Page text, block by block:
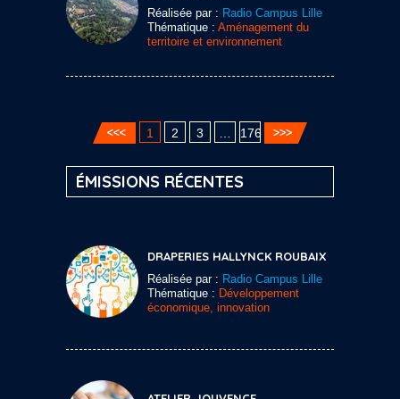
Réalisée par : Radio Campus Lille
Thématique : Aménagement du
territoire et environnement
1 2 3 176
ÉMISSIONS RÉCENTES
DRAPERIES HALLYNCK ROUBAIX
Réalisée par : Radio Campus Lille
Thématique : Développement
économique, innovation